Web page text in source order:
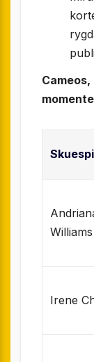
Williams
Irene